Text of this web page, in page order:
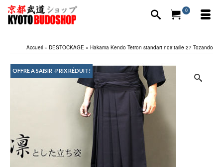
0
Accueil » DESTOCKAGE » Hakama Kendo Tetron standart noir taille 27 Tozando
OFFRE A SAISIR -PRIX RÉDUIT!